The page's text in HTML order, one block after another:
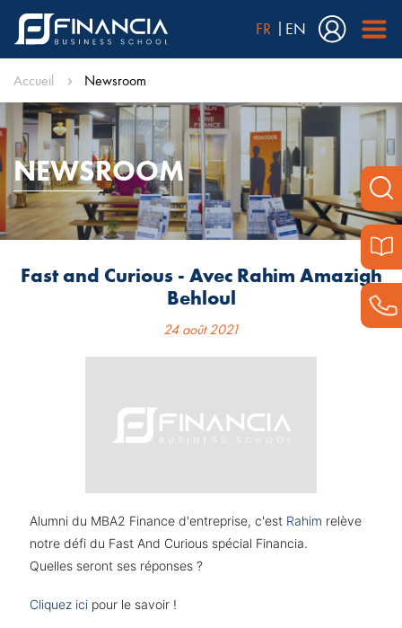
FR EN
Accueil Newsroom
NEWSROOM
Fast and Curious - Avec Rahim Amazigh
Behloul
24 août 2021
Alumni du MBA2 Finance d'entreprise, c'est Rahim relève
notre défi du Fast And Curious spécial Financia.
Quelles seront ses réponses ?
Cliquez ici pour le savoir !